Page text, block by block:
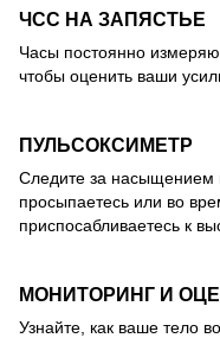
ЧСС НА ЗАПЯСТЬЕ
Часы постоянно
чтобы оценить ваши
ПУЛЬСОКСИМЕТР
Следите за насыщением
просыпаетесь или во
приспосабливаетесь к
МОНИТОРИНГ И
Узнайте, как ваше тело